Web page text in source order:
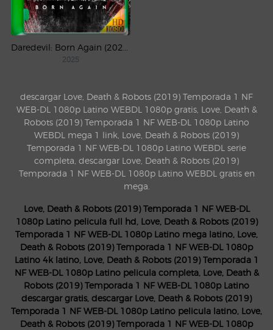
2025
descargar Love, Death & Robots (2019) Temporada 1 NF
WEB-DL 1080p Latino WEBDL 1080p gratis, Love, Death &
Robots (2019) Temporada 1 NF WEB-DL 1080p Latino
WEBDL mega 1 link, Love, Death & Robots (2019)
Temporada 1 NF WEB-DL 1080p Latino WEBDL serie
completa, descargar Love, Death & Robots (2019)
Temporada 1 NF WEB-DL 1080p Latino WEBDL gratis en
mega.
Love, Death & Robots (2019) Temporada 1 NF WEB-DL
1080p Latino pelicula full hd, Love, Death & Robots (2019)
Temporada 1 NF WEB-DL 1080p Latino mega latino, Love,
Death & Robots (2019) Temporada 1 NF WEB-DL 1080p
Latino 4k latino, Love, Death & Robots (2019) Temporada 1
NF WEB-DL 1080p Latino pelicula completa, Love, Death &
Robots (2019) Temporada 1 NF WEB-DL 1080p Latino
descargar gratis, descargar Love, Death & Robots (2019)
Temporada 1 NF WEB-DL 1080p Latino pelicula latino, Love,
Death & Robots (2019) Temporada 1 NF WEB-DL 1080p